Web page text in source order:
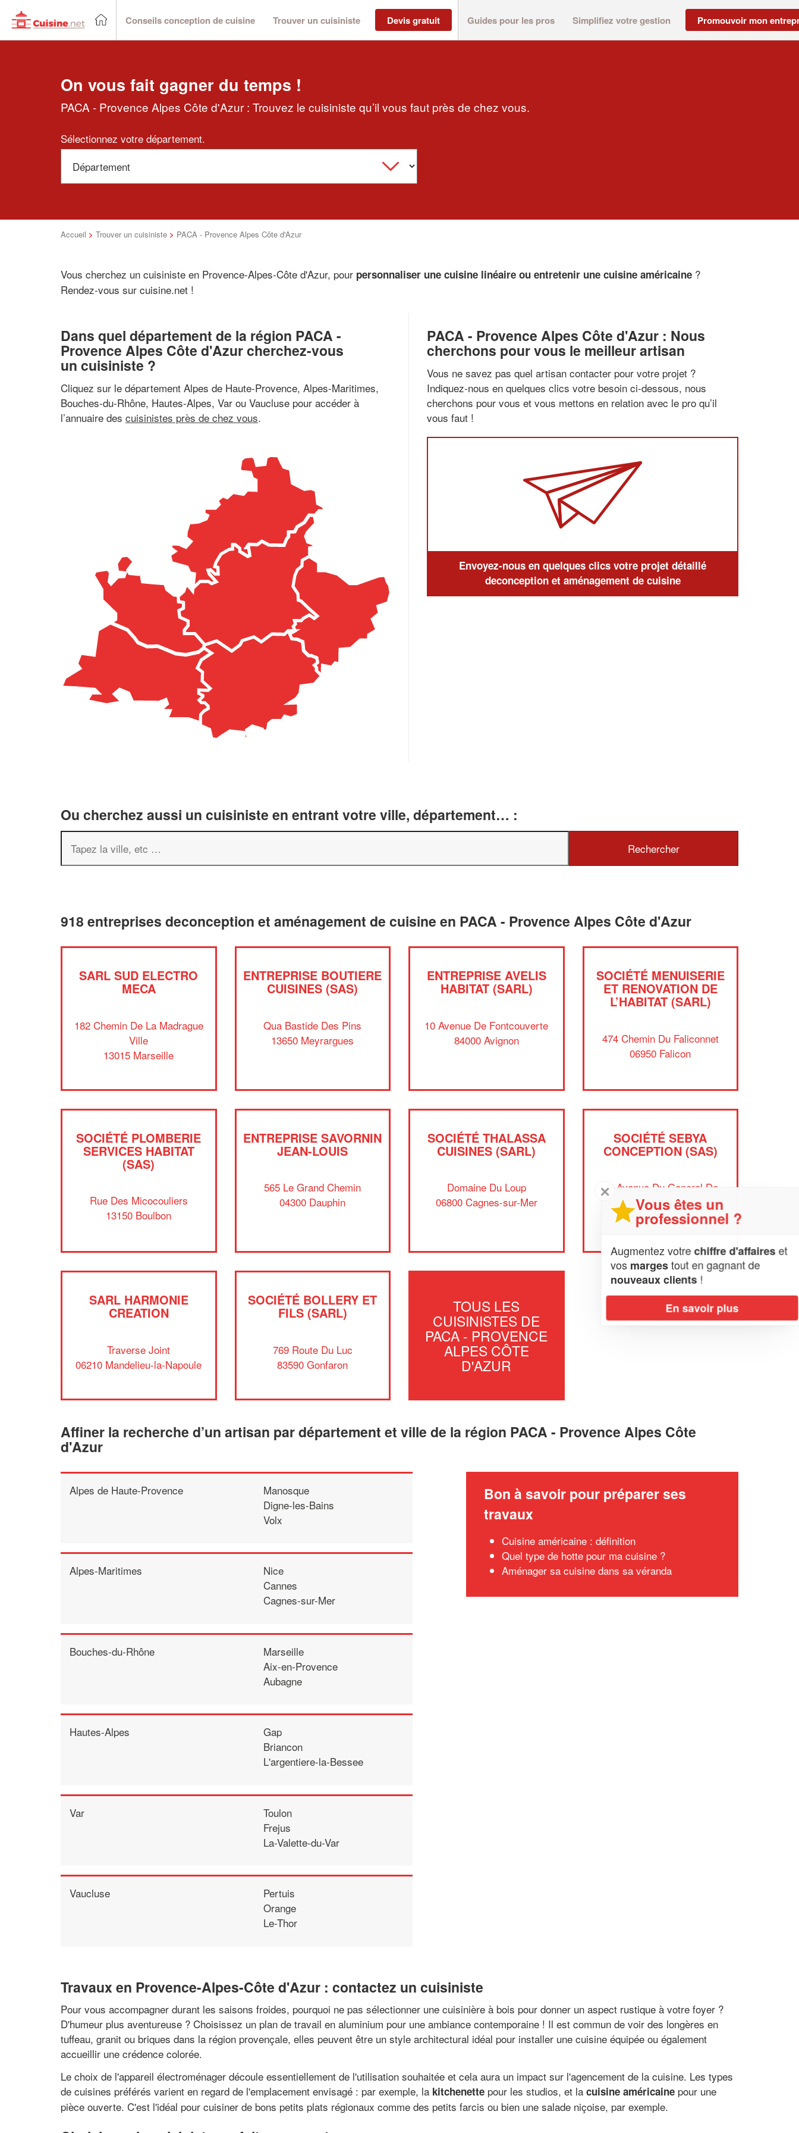
Conseils conception de cuisine Trouver un cuisiniste Devis gratuit Guides pour les pros Simplifiez votre gestion Promouvoir mon
On vous fait gagner du temps !
PACA - Provence Alpes Côte d'Azur : Trouvez le cuisiniste qu’il vous faut près de chez vous.
Sélectionnez votre département.
Accueil > Trouver un cuisiniste > PACA - Provence Alpes Côte d'Azur
Vous cherchez un cuisiniste en Provence-Alpes-Côte d'Azur, pour personnaliser une cuisine linéaire ou entretenir une cuisine américaine ?
Rendez-vous sur cuisine.net !
Dans quel département de la région PACA -
Provence Alpes Côte d'Azur cherchez-vous
un cuisiniste ?
Cliquez sur le département Alpes de Haute-Provence, Alpes-Maritimes,
Bouches-du-Rhône, Hautes-Alpes, Var ou Vaucluse pour accéder à
l’annuaire des cuisinistes près de chez vous.
PACA - Provence Alpes Côte d'Azur : Nous
cherchons pour vous le meilleur artisan
Vous ne savez pas quel artisan contacter pour votre projet ?
Indiquez-nous en quelques clics votre besoin ci-dessous, nous
cherchons pour vous et vous mettons en relation avec le pro qu’il
vous faut !
Envoyez-nous en quelques clics votre projet détaillé
deconception et aménagement de cuisine
Ou cherchez aussi un cuisiniste en entrant votre ville, département… :
918 entreprises deconception et aménagement de cuisine en PACA - Provence Alpes Côte d'Azur
SARL SUD ELECTRO
MECA
182 Chemin De La Madrague
Ville
13015 Marseille
ENTREPRISE BOUTIERE
CUISINES (SAS)
Qua Bastide Des Pins
13650 Meyrargues
ENTREPRISE AVELIS
HABITAT (SARL)
10 Avenue De Fontcouverte
84000 Avignon
SOCIÉTÉ MENUISERIE
ET RENOVATION DE
L’HABITAT (SARL)
474 Chemin Du Faliconnet
06950 Falicon
SOCIÉTÉ PLOMBERIE
SERVICES HABITAT
(SAS)
Rue Des Micocouliers
13150 Boulbon
ENTREPRISE SAVORNIN
JEAN-LOUIS
565 Le Grand Chemin
04300 Dauphin
SOCIÉTÉ THALASSA
CUISINES (SARL)
Domaine Du Loup
06800 Cagnes-sur-Mer
SOCIÉTÉ SEBYA
CONCEPTION (SAS)
39 Avenue Du General De
Gaulle
05100 Briancon
SARL HARMONIE
CREATION
Traverse Joint
06210 Mandelieu-la-Napoule
SOCIÉTÉ BOLLERY ET
FILS (SARL)
769 Route Du Luc
83590 Gonfaron
TOUS LES
CUISINISTES DE
PACA - PROVENCE
ALPES CÔTE
D'AZUR
Affiner la recherche d’un artisan par département et ville de la région PACA - Provence Alpes Côte
d'Azur
Alpes de Haute-Provence
Manosque
Digne-les-Bains
Volx
Alpes-Maritimes
Nice
Cannes
Cagnes-sur-Mer
Bouches-du-Rhône
Marseille
Aix-en-Provence
Aubagne
Hautes-Alpes
Gap
Briancon
L'argentiere-la-Bessee
Var
Toulon
Frejus
La-Valette-du-Var
Vaucluse
Pertuis
Orange
Le-Thor
Bon à savoir pour préparer ses
travaux
Cuisine américaine : définition
Quel type de hotte pour ma cuisine ?
Aménager sa cuisine dans sa véranda
Travaux en Provence-Alpes-Côte d'Azur : contactez un cuisiniste
Pour vous accompagner durant les saisons froides, pourquoi ne pas sélectionner une cuisinière à bois pour donner un aspect rustique à votre foyer ?
D'humeur plus aventureuse ? Choisissez un plan de travail en aluminium pour une ambiance contemporaine ! Il est commun de voir des longères en
tuffeau, granit ou briques dans la région provençale, elles peuvent être un style architectural idéal pour installer une cuisine équipée ou également
accueillir une crédence colorée.
Le choix de l'appareil électroménager découle essentiellement de l'utilisation souhaitée et cela aura un impact sur l'agencement de la cuisine. Les types
de cuisines préférés varient en regard de l'emplacement envisagé : par exemple, la kitchenette pour les studios, et la cuisine américaine pour une
pièce ouverte. C'est l'idéal pour cuisiner de bons petits plats régionaux comme des petits farcis ou bien une salade niçoise, par exemple.
✕
Vous êtes un
professionnel ?
Augmentez votrechiffre d'affaireset
vosmargestout en gagnant de
nouveaux clients!
En savoir plus